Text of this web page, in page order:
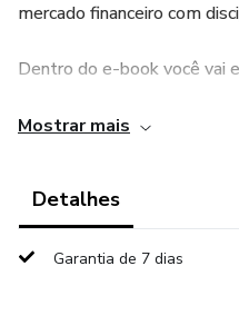
mercado financeiro com
Dentro do e-book você vai
✅ Conceitos essenciais de
oportunidades de entrada.
Mostrar mais
Detalhes
Garantia de 7 dias